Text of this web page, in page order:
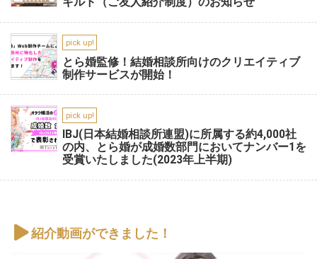
pick up!
とら婚監修！結婚相談所向けのクリエイティブ
制作サービスが開始！
pick up!
IBJ(日本結婚相談所連盟)に所属する約4,000社
の内、とら婚が成婚数部門においてナンバー1を
受賞いたしました(2023年上半期)
紹介動画ができました！